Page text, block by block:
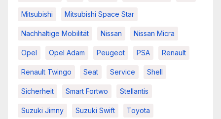
Mitsubishi Mitsubishi Space Star
Nachhaltige Mobilität Nissan Nissan Micra
Opel Opel Adam Peugeot PSA Renault
Renault Twingo Seat Service Shell
Sicherheit Smart Fortwo Stellantis
Suzuki Jimny Suzuki Swift Toyota